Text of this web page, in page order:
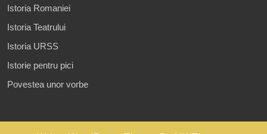
Istoria Romaniei
Istoria Teatrului
Istoria URSS
Istorie pentru pici
Povestea unor vorbe